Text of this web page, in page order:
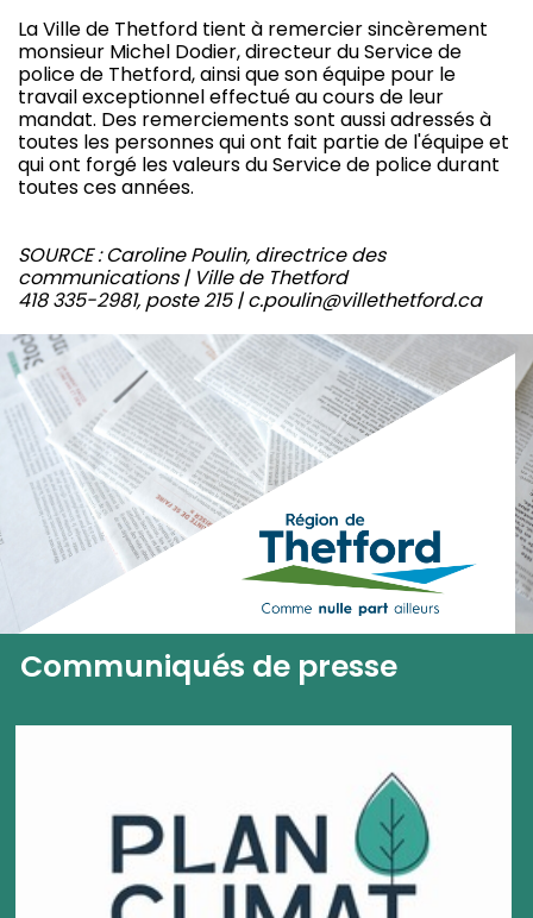
La Ville de Thetford tient à remercier sincèrement
monsieur Michel Dodier, directeur du Service de
police de Thetford, ainsi que son équipe pour le
travail exceptionnel effectué au cours de leur
mandat. Des remerciements sont aussi adressés à
toutes les personnes qui ont fait partie de l'équipe et
qui ont forgé les valeurs du Service de police durant
toutes ces années.
SOURCE : Caroline Poulin, directrice des
communications | Ville de Thetford
418 335-2981, poste 215 | c.poulin@villethetford.ca
Communiqués de presse